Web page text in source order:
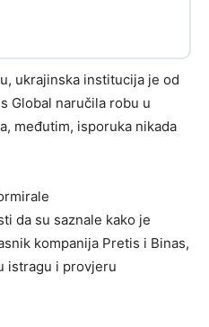
ukrajinska institucija je od
Global naručila robu u
međutim, isporuka nikada
da su saznale kako je
kompanija Pretis i Binas,
istragu i provjeru